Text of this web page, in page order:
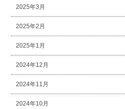
2025年3月
2025年2月
2025年1月
2024年12月
2024年11月
2024年10月